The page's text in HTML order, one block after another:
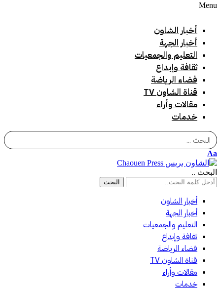
Menu
أخبار الشاون
أخبار الجهة
التعليم والجمعيات
ثقافة وإبداع
فضاء الرياضة
قناة الشاون TV
مقالات وأراء
خدمات
Search
Aa
البحث ..
أخبار الشاون
أخبار الجهة
التعليم والجمعيات
ثقافة وإبداع
فضاء الرياضة
قناة الشاون TV
مقالات وأراء
خدمات